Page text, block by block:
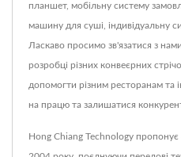
планшет, мобільну систему
машину для суші, індивідуальну
Ласкаво просимо зв'язатися з
розробці різних конвеєрних
допомогти різним ресторанам та
на працю та залишатися
Hong Chiang Technology пропонує